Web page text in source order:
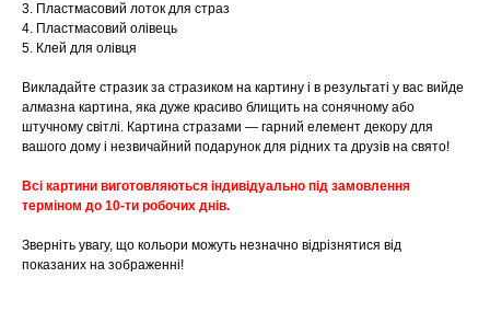
3. Пластмасовий лоток для страз
4. Пластмасовий олівець
5. Клей для олівця
Викладайте стразик за стразиком на картину і в результаті у вас вийде
алмазна картина, яка дуже красиво блищить на сонячному або
штучному світлі. Картина стразами — гарний елемент декору для
вашого дому і незвичайний подарунок для рідних та друзів на свято!
Всі картини виготовляються індивідуально під замовлення
терміном до 10-ти робочих днів.
Зверніть увагу, що кольори можуть незначно відрізнятися від
показаних на зображенні!